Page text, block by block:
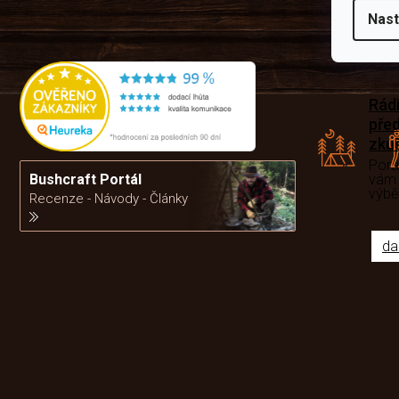
Bushcraft Portál
Recenze - Návody - Články
Rádi
vám